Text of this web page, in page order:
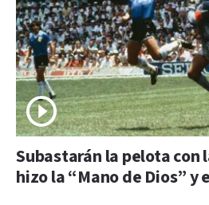
Subastarán la pelota con
hizo la “Mano de Dios” y